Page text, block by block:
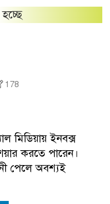
178
মিডিয়ায় ইনবক্স
করতে পারেন।
পেলে অবশ্যই